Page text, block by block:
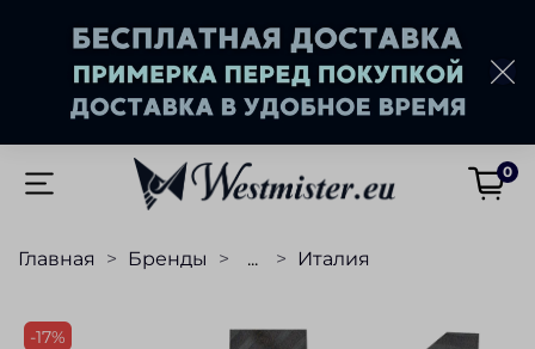
0
Главная Бренды ... Италия
-17%